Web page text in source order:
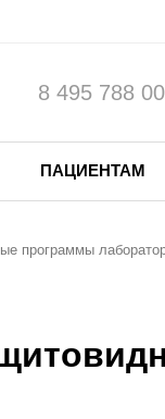
8 495 788
ПАЦИЕНТАМ
программы